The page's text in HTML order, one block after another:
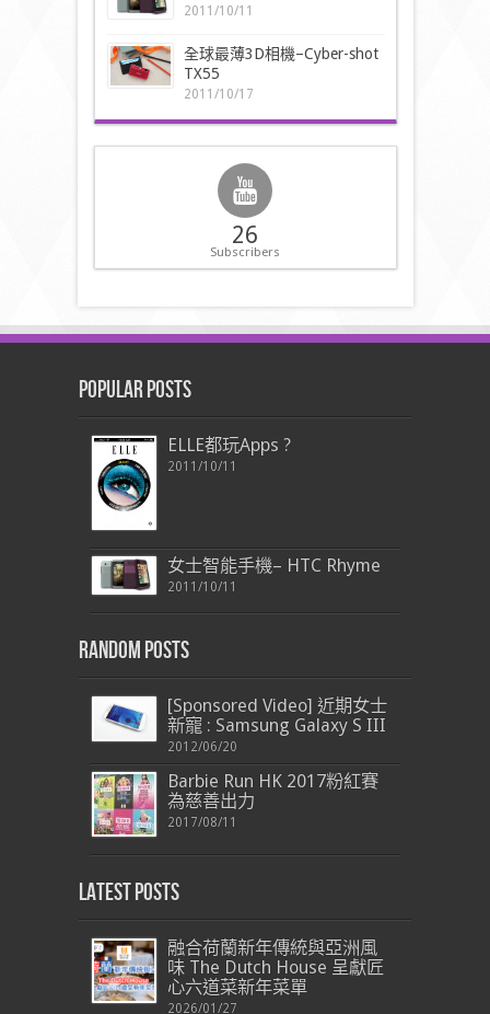
2011/10/11
全球最薄3D相機–Cyber-shot
TX55
2011/10/17
26
Subscribers
Popular Posts
ELLE都玩Apps ?
2011/10/11
女士智能手機– HTC Rhyme
2011/10/11
Random Posts
[Sponsored Video] 近期女士
新寵 : Samsung Galaxy S III
2012/06/20
Barbie Run HK 2017粉紅賽
為慈善出力
2017/08/11
Latest Posts
融合荷蘭新年傳統與亞洲風
味 The Dutch House 呈獻匠
心六道菜新年菜單
2026/01/27